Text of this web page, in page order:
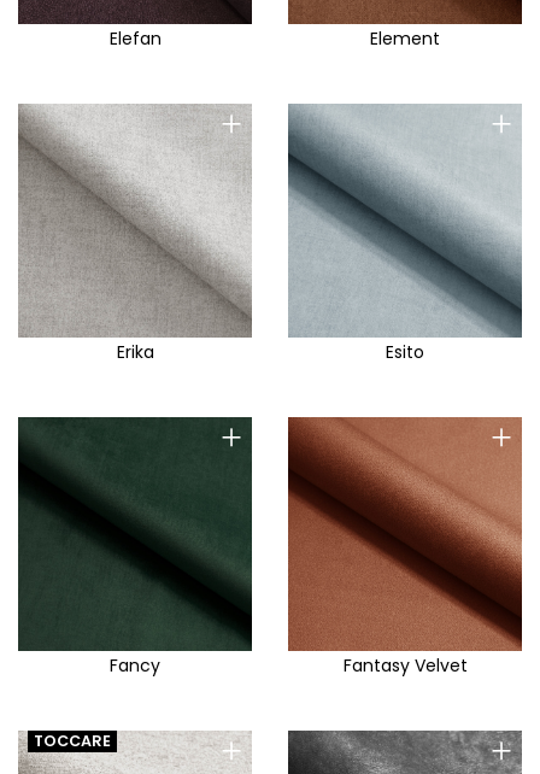
Elefan Element
+
Erika
+
Esito
+
Fancy
+
Fantasy Velvet
+
TOCCARE +